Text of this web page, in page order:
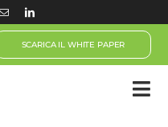
SCARICA IL WHITE PAPER